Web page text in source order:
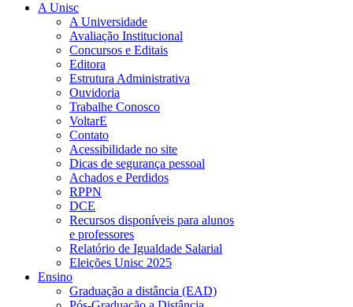
A Unisc
A Universidade
Avaliação Institucional
Concursos e Editais
Editora
Estrutura Administrativa
Ouvidoria
Trabalhe Conosco
VoltarE
Contato
Acessibilidade no site
Dicas de segurança pessoal
Achados e Perdidos
RPPN
DCE
Recursos disponíveis para alunos
e professores
Relatório de Igualdade Salarial
Eleições Unisc 2025
Ensino
Graduação a distância (EAD)